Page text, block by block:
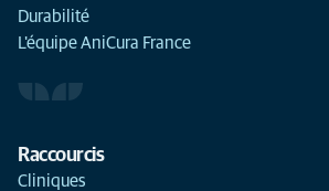
Durabilité
L'équipe AniCura France
Raccourcis
Cliniques